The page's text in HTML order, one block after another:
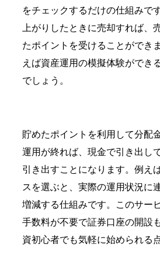
をチェックするだけの仕組みで
上がりしたときに売却すれば、
たポイントを受けることができま
えば資産運用の模擬体験ができ
でしょう。
貯めたポイントを利用して分配
運用が終れば、現金で引き出し
引き出すことになります。例え
スを選ぶと、実際の運用状況に
増減する仕組みです。 このサー
手数料が不要で証券口座の開設
資初心者でも気軽に始められる点